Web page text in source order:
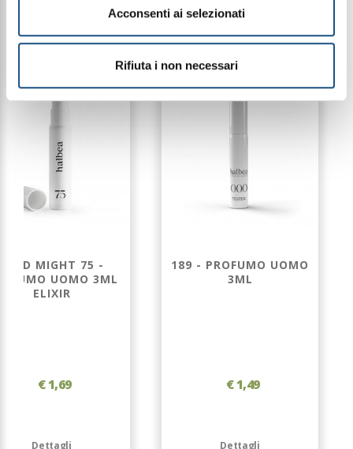
Acconsenti ai selezionati
Rifiuta i non necessari
PRODOTTI CORRELATI
WILD MIGHT 75 -
UOMO 3ML
ELIXIR
€ 1,69
Dettagli
189 - PROFUMO UOMO
3ML
€ 1,49
Dettagli